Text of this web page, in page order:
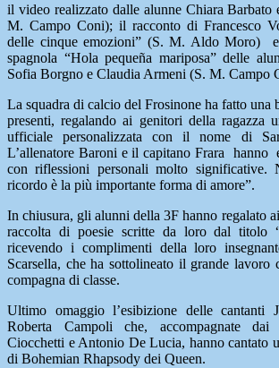
il video realizzato dalle alunne Chiara
M. Campo Coni); il racconto di Francesco
delle cinque emozioni” (S. M. Aldo Moro)
spagnola “Hola pequeña mariposa” delle
Sofia Borgno e Claudia Armeni (S. M. Campo
La squadra di calcio del Frosinone ha fatto una
presenti, regalando ai genitori della ragazza
ufficiale personalizzata con il nome di
L’allenatore Baroni e il capitano Frara hanno
con riflessioni personali molto significative.
ricordo è la più importante forma di amore”.
In chiusura, gli alunni della 3F hanno regalato
raccolta di poesie scritte da loro dal titolo
ricevendo i complimenti della loro
Scarsella, che ha sottolineato il grande
compagna di classe.
Ultimo omaggio l’esibizione delle cantanti
Roberta Campoli che, accompagnate dai
Ciocchetti e Antonio De Lucia, hanno cantato
di Bohemian Rhapsody dei Queen.